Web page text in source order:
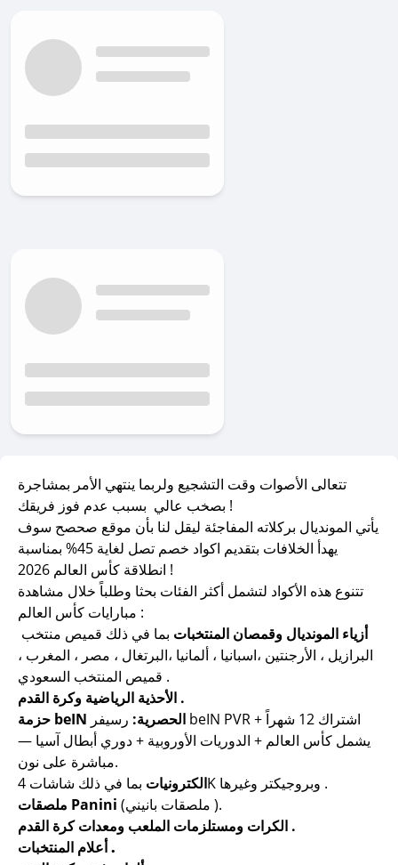
تتعالى الأصوات وقت التشجيع ولربما ينتهي الأمر بمشاجرة
بصخب عالي بسبب عدم فوز فريقك !
يأتي المونديال بركلاته المفاجئة ليقل لنا بأن موقع صحصح سوف
يهدأ الخلافات بتقديم اكواد خصم تصل لغاية 45% بمناسبة
انطلاقة كأس العالم 2026 !
تتنوع هذه الأكواد لتشمل أكثر الفئات بحثا وطلباً خلال مشاهدة
مبارايات كأس العالم :
أزياء المونديال وقمصان المنتخبات بما في ذلك قميص منتخب
البرازيل ، الأرجنتين ،اسبانيا ، ألمانيا ،البرتغال ، مصر ، المغرب ،
قميص المنتخب السعودي .
الأحذية الرياضية وكرة القدم .
حزمة beIN الحصرية: رسيفر beIN PVR + اشتراك 12 شهراً
يشمل كأس العالم + الدوريات الأوروبية + دوري أبطال آسيا —
مباشرة على نون.
الكترونيات
بما في ذلك شاشات 4K وبروجيكتر وغيرها .
ملصقات Panini
(ملصقات بانيني ).
الكرات ومستلزمات الملعب ومعدات كرة القدم .
أعلام المنتخبات .